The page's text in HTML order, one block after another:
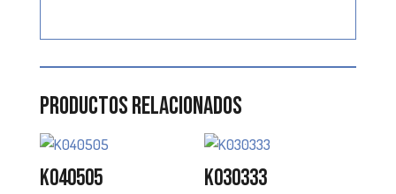
Productos relacionados
K040505 K030333